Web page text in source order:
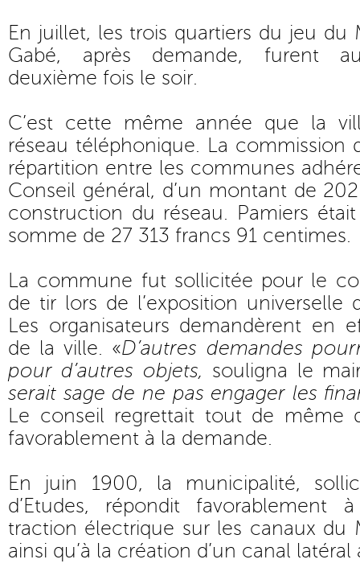
En juillet, les trois quartiers du jeu du
Gabé, après demande, furent
deuxième fois le soir.
C’est cette même année que la
réseau téléphonique. La commission
répartition entre les communes
Conseil général, d’un montant de
construction du réseau. Pamiers
somme de 27 313 francs 91 centimes.
La commune fut sollicitée pour le
de tir lors de l’exposition universelle
Les organisateurs demandèrent en
de la ville. «D’autres demandes
pour d’autres objets, souligna le
serait sage de ne pas engager les
Le conseil regrettait tout de même
favorablement à la demande.
En juin 1900, la municipalité,
d’Etudes, répondit favorablement
traction électrique sur les canaux du
ainsi qu’à la création d’un canal